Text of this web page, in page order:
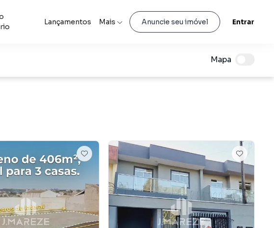
Lançamentos Mais Anuncie seu imóvel Entrar
Mapa